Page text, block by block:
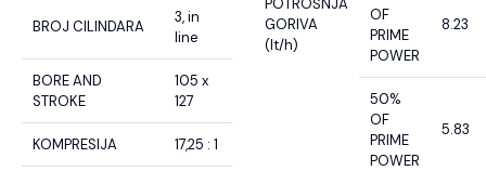
BROJ CILINDARA
3, in
line
BORE AND
STROKE
105 x
127
KOMPRESIJA 17,25 : 1
GORIVA
(lt/h)
OF
PRIME
POWER
8.23
50%
OF
PRIME
POWER
5.83